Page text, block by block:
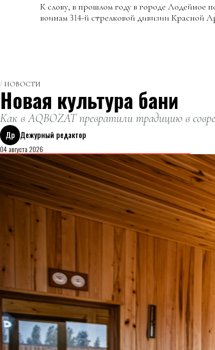
К слову, в прошлом году в городе Лодейное
воинам 314-й стрелковой дивизии Красной
НОВОСТИ
Новая культура бани
Как в AQBOZAT превратили традицию в
Др Дежурный редактор
04 августа 2026